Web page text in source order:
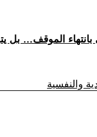
بانتهاء الموقف… بل
والنفسية